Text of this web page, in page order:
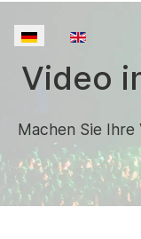
Sprache auswählen
Video
Machen Sie